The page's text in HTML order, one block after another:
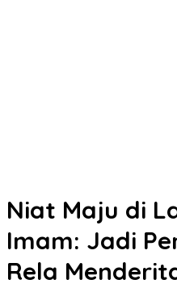
Niat Maju di
Imam: Jadi
Rela